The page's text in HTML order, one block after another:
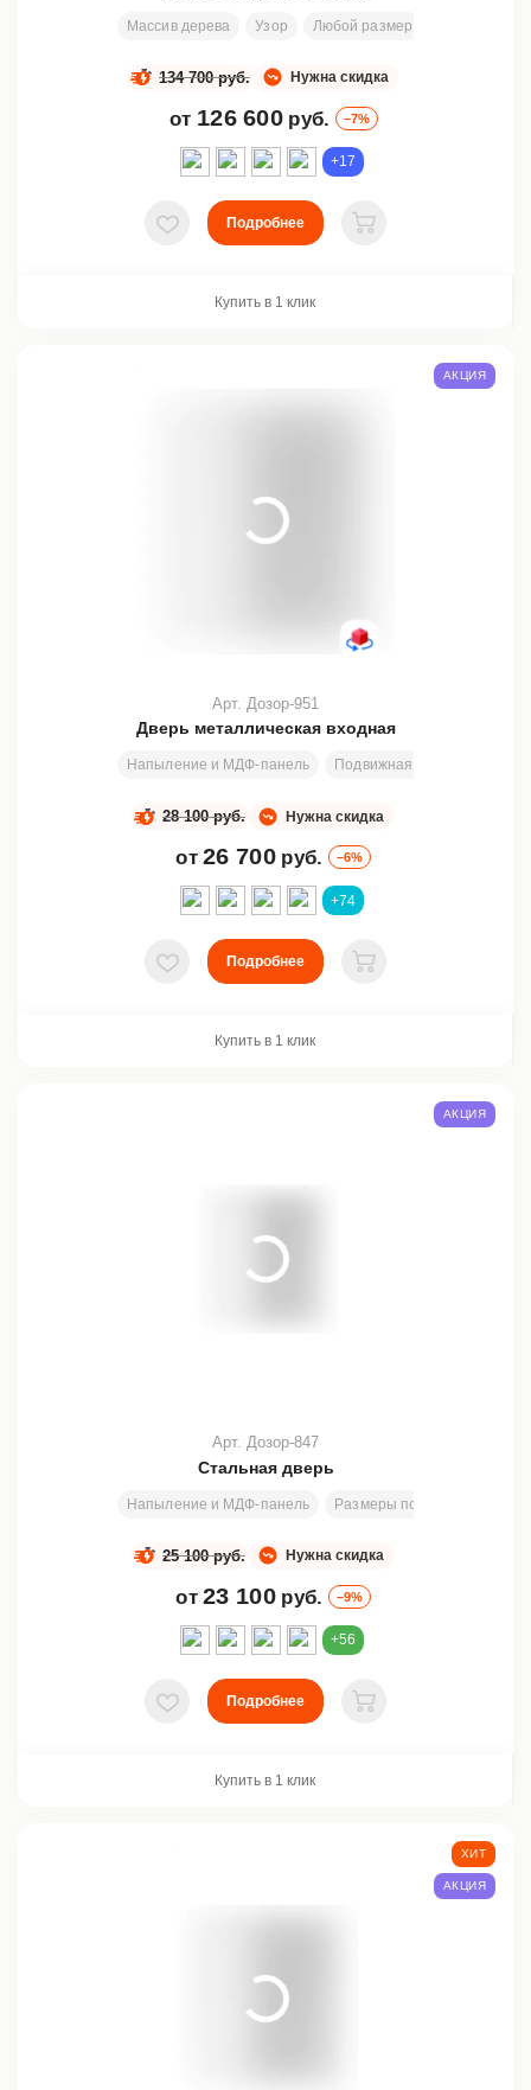
Массив дерева Узор Любой размер
Нужна скидка
134 700 руб.
от 126 600руб. –7%
+17
В избранное
Подробнее
В корзину
Купить в 1 клик
Дверь металлическая входная
Напыление и МДФ-панель Подвижная или глухая
Арт. Дозор-951
Нужна скидка
28 100 руб.
от 26 700 руб. –6%
АКЦИЯ
+74
В избранное
Подробнее
В корзину
Купить в 1 клик
Стальная дверь
Напыление и МДФ-панель Размеры под заказ
Арт. Дозор-847
Нужна скидка
25 100 руб.
от 23 100 руб. –9%
АКЦИЯ
+56
В избранное
Подробнее
В корзину
Купить в 1 клик
ХИТ
АКЦИЯ